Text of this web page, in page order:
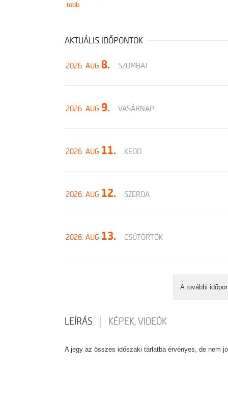
több
AKTUÁLIS IDŐPONTOK
2026. AUG 8. SZOMBAT
2026. AUG 9. VASÁRNAP
2026. AUG 11. KEDD
2026. AUG 12. SZERDA
2026. AUG 13. CSÜTÖRTÖK
A további
LEÍRÁS KÉPEK, VIDEÓK
A jegy az összes időszaki tárlatba érvényes, de nem